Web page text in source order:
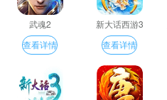
武魂2
查看详情
新大话西游3
查看详情